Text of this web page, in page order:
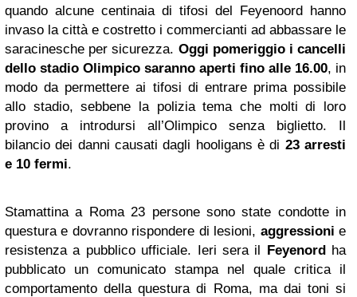
quando alcune centinaia di tifosi del Feyenoord hanno
invaso la città e costretto i commercianti ad abbassare le
saracinesche per sicurezza. Oggi pomeriggio i cancelli
dello stadio Olimpico saranno aperti fino alle 16.00, in
modo da permettere ai tifosi di entrare prima possibile
allo stadio, sebbene la polizia tema che molti di loro
provino a introdursi all’Olimpico senza biglietto. Il
bilancio dei danni causati dagli hooligans è di 23 arresti
e 10 fermi.
Stamattina a Roma 23 persone sono state condotte in
questura e dovranno rispondere di lesioni, aggressioni e
resistenza a pubblico ufficiale. Ieri sera il Feyenordha
pubblicato un comunicato stampa nel quale critica il
comportamento della questura di Roma, ma dai toni si